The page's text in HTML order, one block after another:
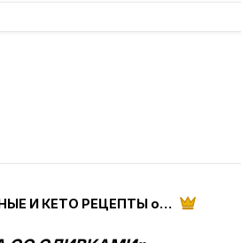
НИЗКОУГЛЕВОДНЫЕ И КЕТО РЕЦЕПТЫ от ketoparanoia